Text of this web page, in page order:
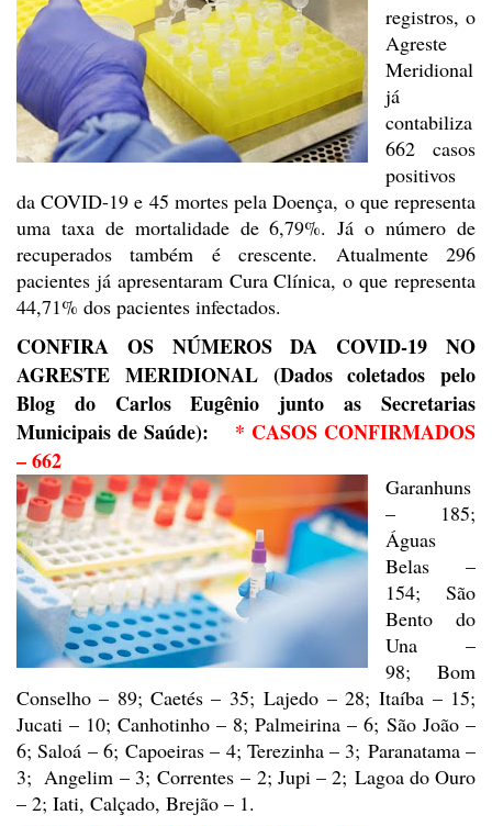
registros, o
Agreste
Meridional
já
contabiliza
662 casos
positivos
da COVID-19 e 45 mortespela Doença, o que representa
uma taxa de mortalidade de 6,79%. Já o número de
recuperados também é crescente. Atualmente 296
pacientes já apresentaram Cura Clínica, o que representa
44,71% dos pacientes infectados.
CONFIRA OS NÚMEROS DA COVID-19 NO
AGRESTE MERIDIONAL (Dados coletados pelo
Blog do Carlos Eugênio junto as Secretarias
Municipais de Saúde):
* CASOS CONFIRMADOS
– 662
Garanhuns
– 185;
Águas
Belas –
154; São
Bento do
Una –
98; Bom
Conselho – 89; Caetés – 35; Lajedo – 28; Itaíba – 15;
Jucati – 10; Canhotinho – 8; Palmeirina – 6; São João –
6; Saloá – 6; Capoeiras – 4; Terezinha – 3; Paranatama –
3; Angelim – 3; Correntes – 2; Jupi – 2; Lagoa do Ouro
– 2; Iati, Calçado, Brejão – 1.